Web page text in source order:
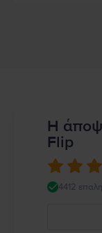
Η
Flip
4412